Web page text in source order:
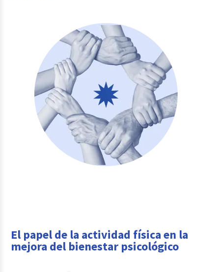
El papel de la actividad física en la
mejora del bienestar psicológico